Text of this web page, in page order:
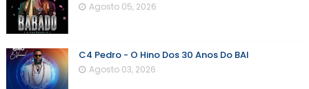
Agosto 05, 2026
C4 Pedro - O Hino Dos 30 Anos Do BAI
Agosto 03, 2026